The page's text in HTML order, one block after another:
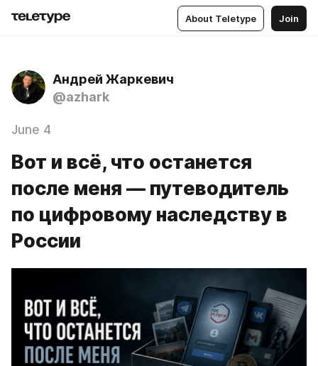
About Teletype Join
Андрей Жаркевич
@azhark
June 4
Вот и всё, что останется
после меня — путеводитель
по цифровому наследству в
России